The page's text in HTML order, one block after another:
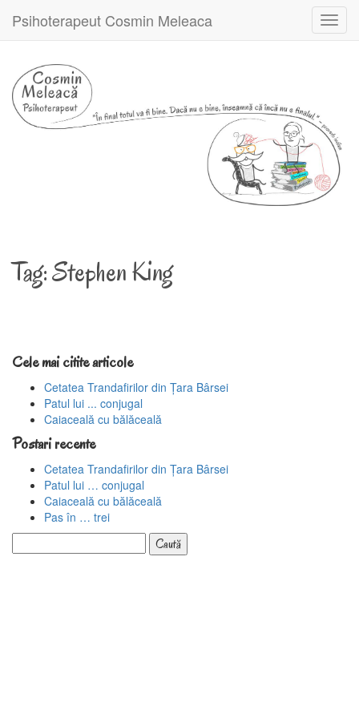
Psihoterapeut Cosmin Meleaca
Tag:Stephen King
Cele mai citite articole
Cetatea Trandafirilor din Țara Bârsei
Patul lui ... conjugal
Caiaceală cu bălăceală
Postari recente
Cetatea Trandafirilor din Țara Bârsei
Patul lui … conjugal
Caiaceală cu bălăceală
Pas în … trei
după: